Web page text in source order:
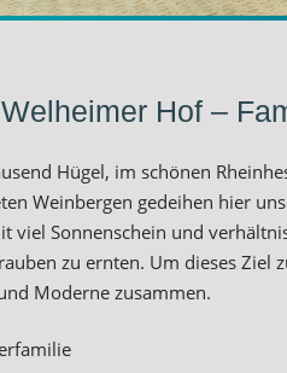
Hof –
Hügel, im schönen
Weinbergen gedeihen hier
viel Sonnenschein und
zu ernten. Um dieses Ziel
Moderne zusammen.